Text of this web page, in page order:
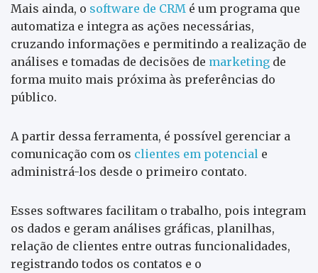
Mais ainda, o software de CRM é um programa que
automatiza e integra as ações necessárias,
cruzando informações e permitindo a realização de
análises e tomadas de decisões de marketing de
forma muito mais próxima às preferências do
público.
A partir dessa ferramenta, é possível gerenciar a
comunicação com os clientes em potencial e
administrá-los desde o primeiro contato.
Esses softwares facilitam o trabalho, pois integram
os dados e geram análises gráficas, planilhas,
relação de clientes entre outras funcionalidades,
registrando todos os contatos e o